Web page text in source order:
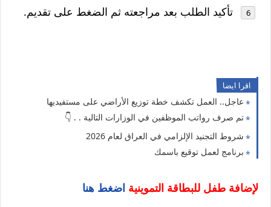
تأكيد الطلب بعد مراجعته ثم الضغط على تقديم.
اقرا ايضا
عاجل.. العمل تكشف خطة توزيع الأراضي على مستفيديها
تم صرف رواتب الموظفين في الوزارات التالية . . 👇
شروط التجنيد الإلزامي في العراق لعام 2026
برنامج لعمل توقيع باسمك
لإضافة طفل للبطاقة التموينية اضغط هنا